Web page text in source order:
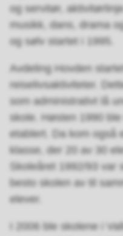
og servitør,
musikk, dans, drama
og sølv startet i 1995.
Avdeling Hovden
reiselivsaktiviteter.
som administrativt lå
skole. Høsten 1990
etablert. Da kom også
klasse, der 20 av 30
Skoleåret 1992/93
besto skolen av til
elever.
I 2006 ble skolene i